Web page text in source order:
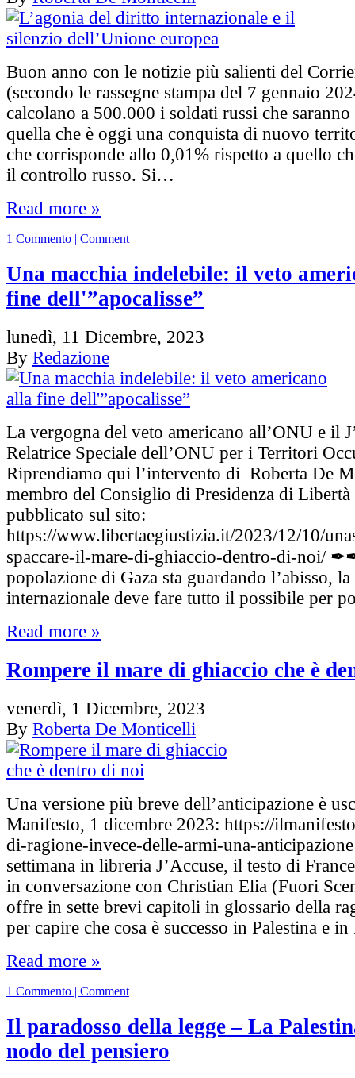
Buon anno con le notizie più salienti del
(secondo le rassegne stampa del 7 gennaio
calcolano a 500.000 i soldati russi che
quella che è oggi una conquista di nuovo
che corrisponde allo 0,01% rispetto a quello
il controllo russo. Si…
Read more »
1 Commento | Comment
Una macchia indelebile: il veto
fine dell'”apocalisse”
lunedì, 11 Dicembre, 2023
By Redazione
La vergogna del veto americano all’ONU e il
Relatrice Speciale dell’ONU per i Territori
Riprendiamo qui l’intervento di Roberta De
membro del Consiglio di Presidenza di Libertà
pubblicato sul sito:
https://www.libertaegiustizia.it/2023/12/10/
spaccare-il-mare-di-ghiaccio-dentro-di-noi/
popolazione di Gaza sta guardando l’abisso,
internazionale deve fare tutto il possibile per
Read more »
Rompere il mare di ghiaccio che è
venerdì, 1 Dicembre, 2023
By Roberta De Monticelli
Una versione più breve dell’anticipazione è
Manifesto, 1 dicembre 2023: https://
di-ragione-invece-delle-armi-una-anticipazione
settimana in libreria J’Accuse, il testo di
in conversazione con Christian Elia (Fuori
offre in sette brevi capitoli in glossario della
per capire che cosa è successo in Palestina e
Read more »
1 Commento | Comment
Il paradosso della legge – La
nodo del pensiero